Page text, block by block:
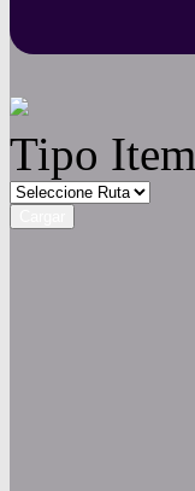
Tipo Item